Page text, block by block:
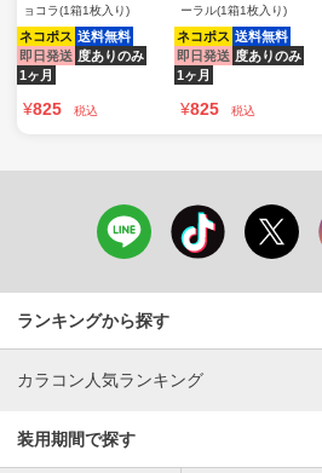
ョコラ(1箱1枚入り)
ネコポス 送料無料
即日発送 度ありのみ
1ヶ月
¥825 税込
ーラル(1箱1枚入り)
ネコポス 送料無料
即日発送 度ありのみ
1ヶ月
¥825 税込
ランキングから探す
カラコン人気ランキング
装用期間で探す